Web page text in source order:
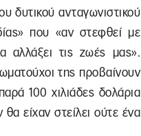
δυτικού ανταγωνιστικού
που «αν στεφθεί με
αλλάξει τις ζωές μας».
της προβαίνουν
100 χιλιάδες δολάρια
είχαν στείλει ούτε ένα